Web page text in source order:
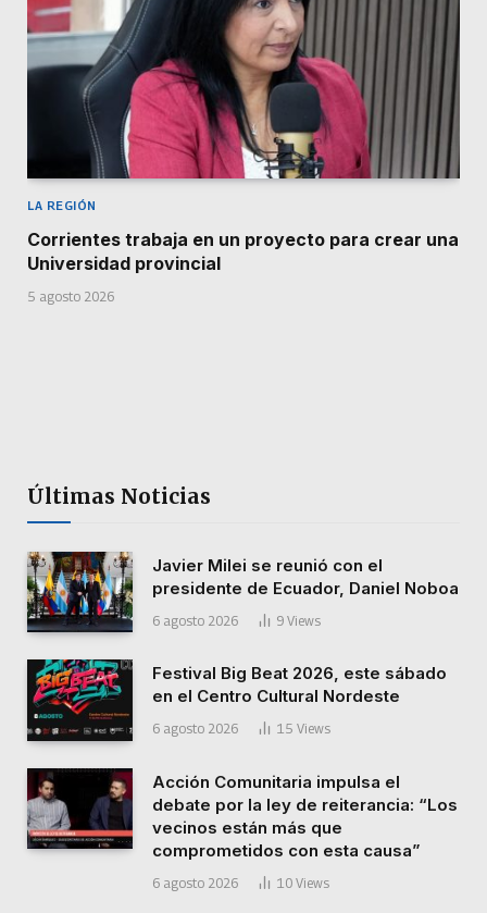
LA REGIÓN
Corrientes trabaja en un proyecto para crear una
Universidad provincial
5 agosto 2026
Últimas Noticias
Javier Milei se reunió con el
presidente de Ecuador, Daniel Noboa
6 agosto 2026 9 Views
Festival Big Beat 2026, este sábado
en el Centro Cultural Nordeste
6 agosto 2026 15 Views
Acción Comunitaria impulsa el
debate por la ley de reiterancia: “Los
vecinos están más que
comprometidos con esta causa”
6 agosto 2026 10 Views